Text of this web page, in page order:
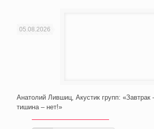
05.08.2026
Анатолий Лившиц, Акустик групп: «Завтрак
тишина – нет!»